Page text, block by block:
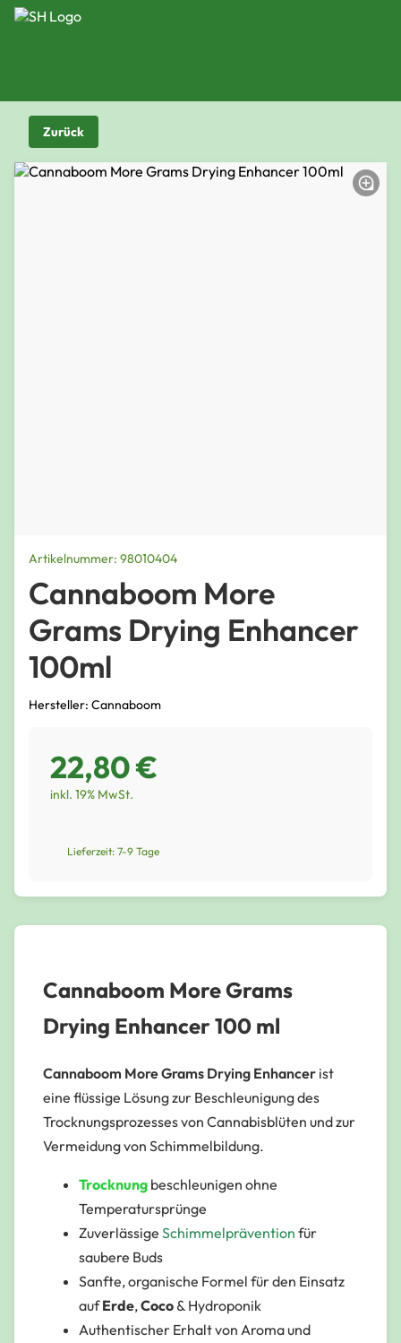
Zurück
Artikelnummer: 98010404
Cannaboom More
Grams Drying Enhancer
100ml
Hersteller: Cannaboom
22,80 €
inkl. 19% MwSt.
Lieferzeit: 7-9 Tage
Cannaboom More Grams
Drying Enhancer 100 ml
Cannaboom More Grams Drying Enhancer ist
eine flüssige Lösung zur Beschleunigung des
Trocknungsprozesses von Cannabisblüten und zur
Vermeidung von Schimmelbildung.
Trocknung beschleunigen ohne
Temperatursprünge
Zuverlässige Schimmelprävention für
saubere Buds
Sanfte, organische Formel für den Einsatz
aufErde,Coco & Hydroponik
Authentischer Erhalt von Aroma und